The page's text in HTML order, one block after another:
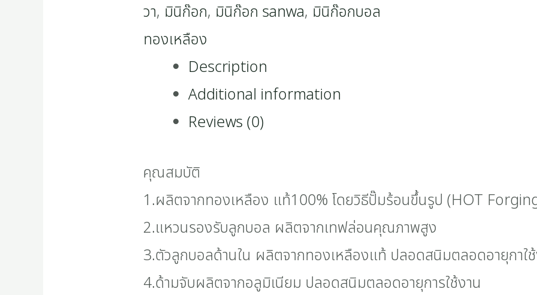
วา, มินิก๊อก, มินิก๊อก sanwa, มินิก๊อกบอล
ทองเหลือง
Description
Additional information
Reviews (0)
คุณสมบัติ
1.ผลิตจากทองเหลือง แท้100% โดยวิธีปั๊มร้อนขึ้นรูป (HOT
2.แหวนรองรับลูกบอล ผลิตจากเทฟล่อนคุณภาพสูง
3.ตัวลูกบอลด้านใน ผลิตจากทองเหลืองแท้ ปลอดสนิมตลอดอายุกาใ
4.ด้ามจับผลิตจากอลูมิเนียม ปลอดสนิมตลอดอายุการใช้งาน